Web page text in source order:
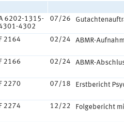
6202-1315-
4302
07/26
F 2164 02/24 ABMR-
F 2166 02/24 ABMR-
F 2270 07/18 Erstbericht
F 2274 12/22 Folgebericht